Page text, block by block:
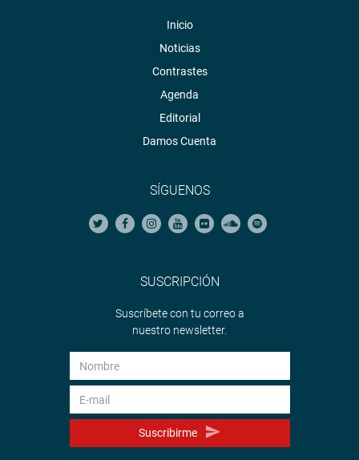
Inicio
Noticias
Contrastes
Agenda
Editorial
Damos Cuenta
SÍGUENOS
SUSCRIPCIÓN
Suscríbete con tu correo a
nuestro newsletter.
Suscribirme